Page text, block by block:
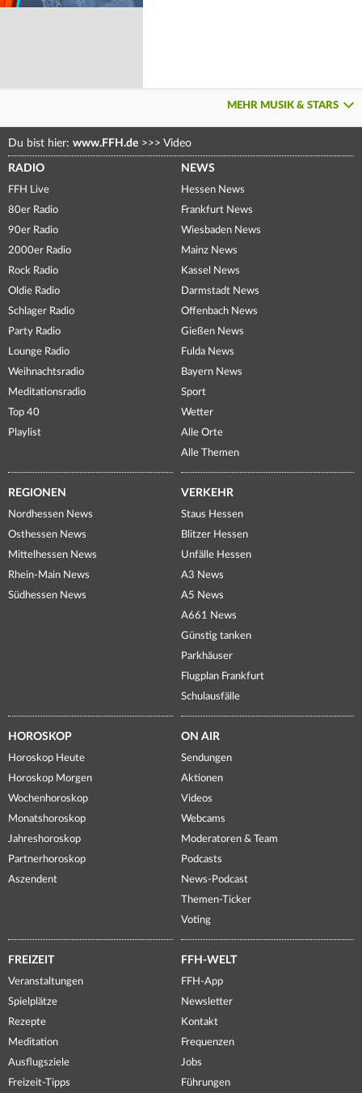
MEHR MUSIK & STARS
Du bist hier: www.FFH.de >>> Video
RADIO
FFH Live
80er Radio
90er Radio
2000er Radio
Rock Radio
Oldie Radio
Schlager Radio
Party Radio
Lounge Radio
Weihnachtsradio
Meditationsradio
Top 40
Playlist
NEWS
Hessen News
Frankfurt News
Wiesbaden News
Mainz News
Kassel News
Darmstadt News
Offenbach News
Gießen News
Fulda News
Bayern News
Sport
Wetter
Alle Orte
Alle Themen
REGIONEN
Nordhessen News
Osthessen News
Mittelhessen News
Rhein-Main News
Südhessen News
VERKEHR
Staus Hessen
Blitzer Hessen
Unfälle Hessen
A3 News
A5 News
A661 News
Günstig tanken
Parkhäuser
Flugplan Frankfurt
Schulausfälle
HOROSKOP
Horoskop Heute
Horoskop Morgen
Wochenhoroskop
Monatshoroskop
Jahreshoroskop
Partnerhoroskop
Aszendent
ON AIR
Sendungen
Aktionen
Videos
Webcams
Moderatoren & Team
Podcasts
News-Podcast
Themen-Ticker
Voting
FREIZEIT
Veranstaltungen
Spielplätze
Rezepte
Meditation
Ausflugsziele
Freizeit-Tipps
FFH-WELT
FFH-App
Newsletter
Kontakt
Frequenzen
Jobs
Führungen